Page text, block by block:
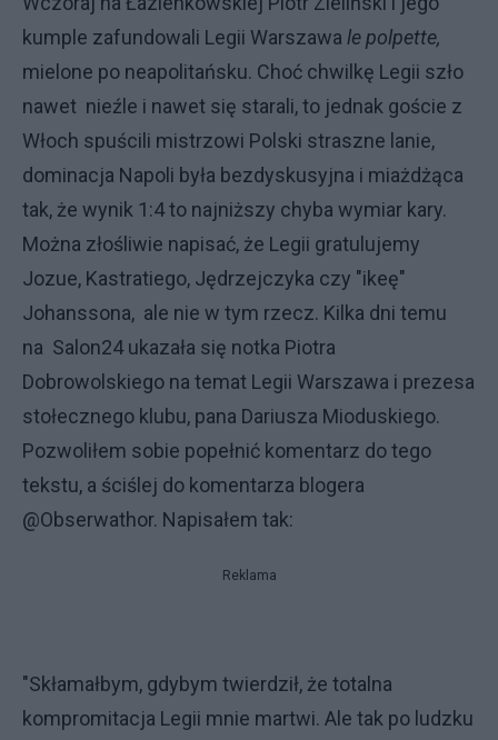
kumple zafundowali Legii Warszawa le polpette,
mielone po neapolitańsku. Choć chwilkę Legii szło
nawet nieźle i nawet się starali, to jednak goście z
Włoch spuścili mistrzowi Polski straszne lanie,
dominacja Napoli była bezdyskusyjna i miażdżąca
tak, że wynik 1:4 to najniższy chyba wymiar kary.
Można złośliwie napisać, że Legii gratulujemy
Jozue, Kastratiego, Jędrzejczyka czy "ikeę"
Johanssona, ale nie w tym rzecz. Kilka dni temu
na Salon24 ukazała się notka Piotra
Dobrowolskiego na temat Legii Warszawa i prezesa
stołecznego klubu, pana Dariusza Mioduskiego.
Pozwoliłem sobie popełnić komentarz do tego
tekstu, a ściślej do komentarza blogera
@Obserwathor. Napisałem tak:
Reklama
"Skłamałbym, gdybym twierdził, że totalna
kompromitacja Legii mnie martwi. Ale tak po ludzku